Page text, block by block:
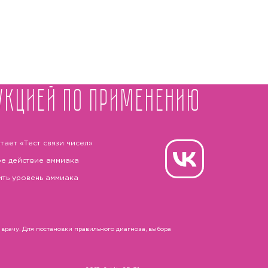
по применению
«Тест связи чисел»
действие аммиака
уровень аммиака
Для постановки правильного диагноза, выбора